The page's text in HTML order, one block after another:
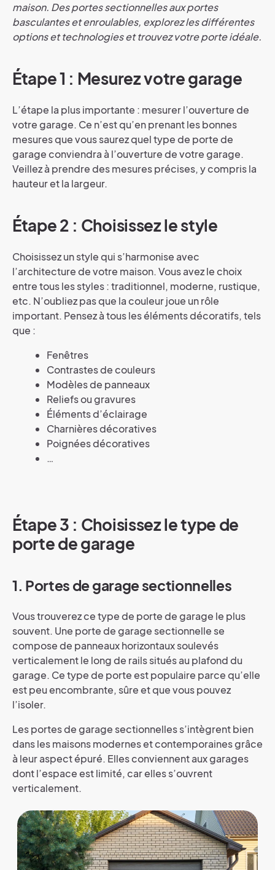
maison. Des portes sectionnelles aux portes
basculantes et enroulables, explorez les différentes
options et technologies et trouvez votre porte idéale.
Étape 1 : Mesurez votre garage
L’étape la plus importante : mesurer l’ouverture de
votre garage. Ce n’est qu’en prenant les bonnes
mesures que vous saurez quel type de porte de
garage conviendra à l’ouverture de votre garage.
Veillez à prendre des mesures précises, y compris la
hauteur et la largeur.
Étape 2 : Choisissez le style
Choisissez un style qui s’harmonise avec
l’architecture de votre maison. Vous avez le choix
entre tous les styles : traditionnel, moderne, rustique,
etc. N’oubliez pas que la couleur joue un rôle
important. Pensez à tous les éléments décoratifs, tels
que :
Fenêtres
Contrastes de couleurs
Modèles de panneaux
Reliefs ou gravures
Éléments d’éclairage
Charnières décoratives
Poignées décoratives
…
Étape 3 : Choisissez le type de
porte de garage
1. Portes de garage sectionnelles
Vous trouverez ce type de porte de garage le plus
souvent. Une porte de garage sectionnelle se
compose de panneaux horizontaux soulevés
verticalement le long de rails situés au plafond du
garage. Ce type de porte est populaire parce qu’elle
est peu encombrante, sûre et que vous pouvez
l’isoler.
Les portes de garage sectionnelles s’intègrent bien
dans les maisons modernes et contemporaines grâce
à leur aspect épuré. Elles conviennent aux garages
dont l’espace est limité, car elles s’ouvrent
verticalement.